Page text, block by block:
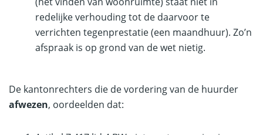
redelijke verhouding tot de daarvoor te
verrichten tegenprestatie (een maandhuur). Zo’n
afspraak is op grond van de wet nietig.
De kantonrechters die de vordering van de huurder
afwezen, oordeelden dat: